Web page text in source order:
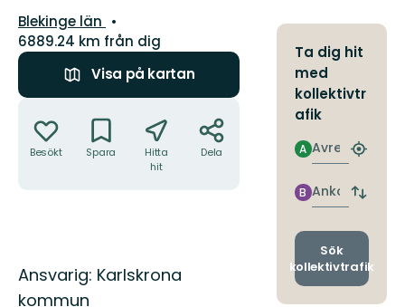
Län:
Blekinge län
6889.24 km från dig
Visa på kartan
Besökt Spara
Hitta
hit
Dela
Beskrivning
Ansvarig: Karlskrona
kommun
Ta dig hit
med
kollektivtr
afik
Avresa
A
Hitta
Ankomst
B
Byt
och
Sök
kollektivtrafik